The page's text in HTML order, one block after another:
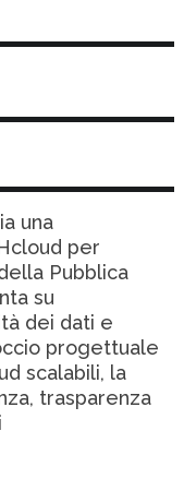
una
per
Pubblica
su
dei dati e
progettuale
scalabili, la
trasparenza